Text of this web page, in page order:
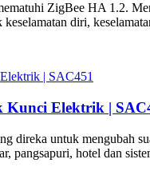
ZigBee HA 1.2.
diri,
Kunci Elektrik |
direka untuk mengubah
pangsapuri, hotel dan